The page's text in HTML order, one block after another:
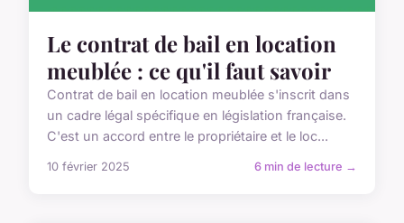
Le contrat de bail en location
meublée : ce qu'il faut savoir
Contrat de bail en location meublée s'inscrit dans
un cadre légal spécifique en législation française.
C'est un accord entre le propriétaire et le loc...
10 février 2025 6 min de lecture →